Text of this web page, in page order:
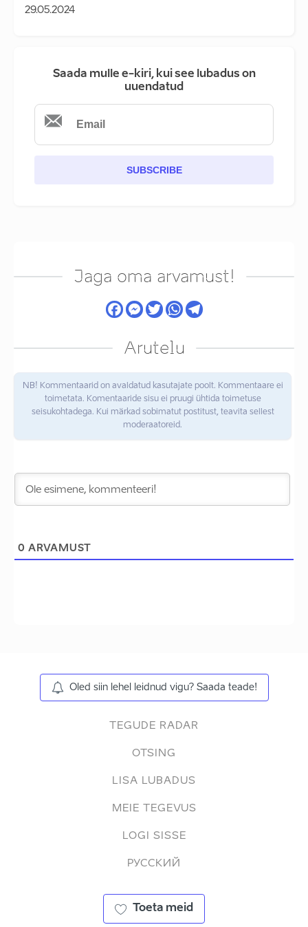
29.05.2024
Saada mulle e-kiri, kui see lubadus on
uuendatud
SUBSCRIBE
Jaga oma arvamust!
Arutelu
NB! Kommentaarid on avaldatud kasutajate poolt. Kommentaare ei
toimetata. Komentaaride sisu ei pruugi ühtida toimetuse
seisukohtadega. Kui märkad sobimatut postitust, teavita sellest
moderaatoreid.
0 ARVAMUST
Oled siin lehel leidnud vigu? Saada teade!
TEGUDE RADAR
OTSING
LISA LUBADUS
MEIE TEGEVUS
LOGI SISSE
РУССКИЙ
Toeta meid